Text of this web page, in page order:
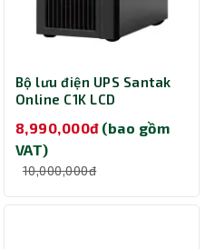
Bộ lưu điện UPS Santak
Online C1K LCD
8,990,000đ (bao gồm
VAT)
10,000,000đ